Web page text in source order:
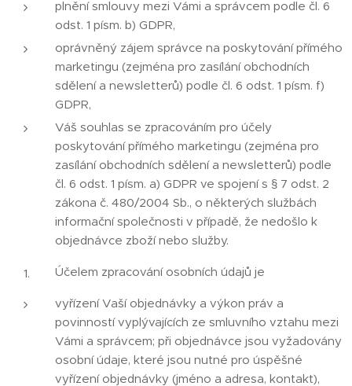
plnění smlouvy mezi Vámi a správcem podle čl. 6
odst. 1 písm. b) GDPR,
oprávněný zájem správce na poskytování přímého
marketingu (zejména pro zasílání obchodních
sdělení a newsletterů) podle čl. 6 odst. 1 písm. f)
GDPR,
Váš souhlas se zpracováním pro účely
poskytování přímého marketingu (zejména pro
zasílání obchodních sdělení a newsletterů) podle
čl. 6 odst. 1 písm. a) GDPR ve spojení s § 7 odst. 2
zákona č. 480/2004 Sb., o některých službách
informační společnosti v případě, že nedošlo k
objednávce zboží nebo služby.
Účelem zpracování osobních údajů je
vyřízení Vaší objednávky a výkon práv a
povinností vyplývajících ze smluvního vztahu mezi
Vámi a správcem; při objednávce jsou vyžadovány
osobní údaje, které jsou nutné pro úspěšné
vyřízení objednávky (jméno a adresa, kontakt),